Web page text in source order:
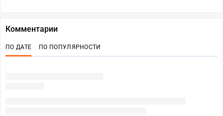
Комментарии
ПО ДАТЕ ПО ПОПУЛЯРНОСТИ